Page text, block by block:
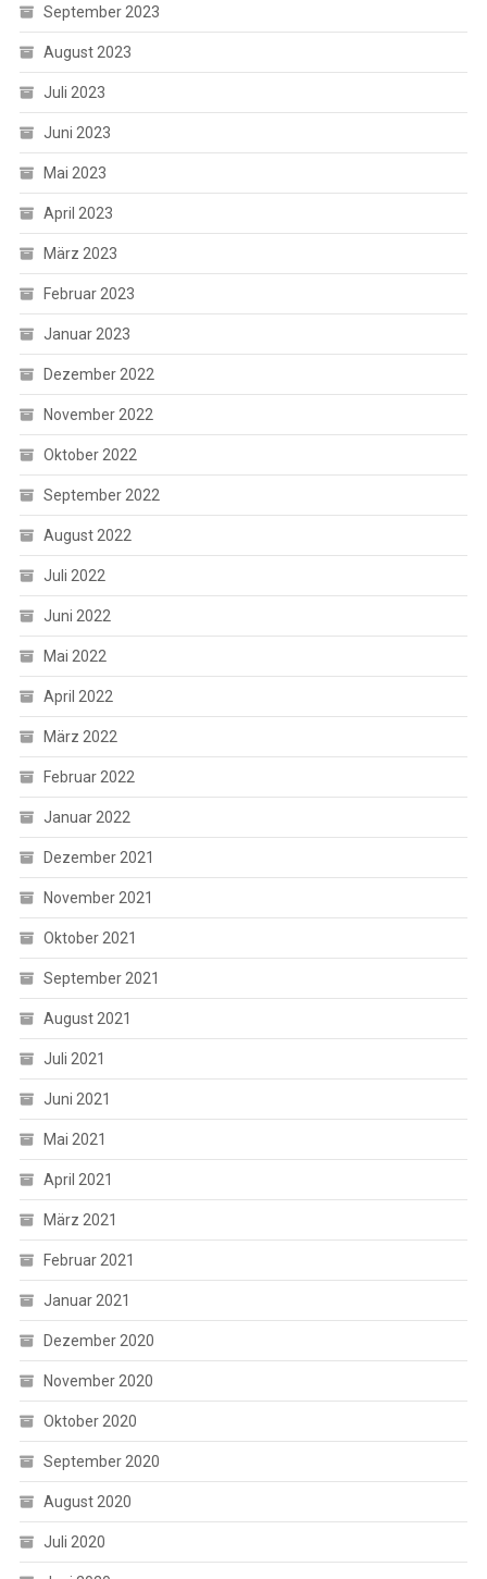
September 2023
August 2023
Juli 2023
Juni 2023
Mai 2023
April 2023
März 2023
Februar 2023
Januar 2023
Dezember 2022
November 2022
Oktober 2022
September 2022
August 2022
Juli 2022
Juni 2022
Mai 2022
April 2022
März 2022
Februar 2022
Januar 2022
Dezember 2021
November 2021
Oktober 2021
September 2021
August 2021
Juli 2021
Juni 2021
Mai 2021
April 2021
März 2021
Februar 2021
Januar 2021
Dezember 2020
November 2020
Oktober 2020
September 2020
August 2020
Juli 2020